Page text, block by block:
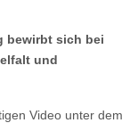
bewirbt sich bei
und
Video unter dem